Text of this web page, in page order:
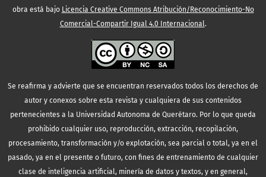
obra está bajo Licencia Creative Commons Atribución/Reconocimiento-No
Comercial-Compartir Igual 4.0 Internacional.
Se reafirma y advierte que se encuentran reservados todos los derechos de
autor y conexos sobre esta revista y cualquiera de sus contenidos
pertenecientes a la Universidad Autonoma de Querétaro. Por lo que queda
prohibido cualquier uso, reproducción, extracción, recopilación,
procesamiento, transformación y/o explotación, sea parcial o total, ya en el
pasado, ya en el presente o futuro, con fines de entrenamiento de cualquier
clase de inteligencia artificial, minería de datos y textos, y en general,